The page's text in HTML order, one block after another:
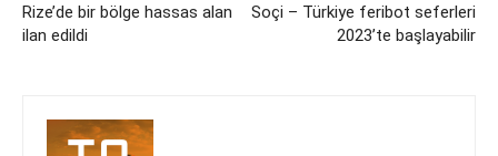
Rize’de bir bölge hassas alan
ilan edildi
Soçi – Türkiye feribot seferleri
2023’te başlayabilir